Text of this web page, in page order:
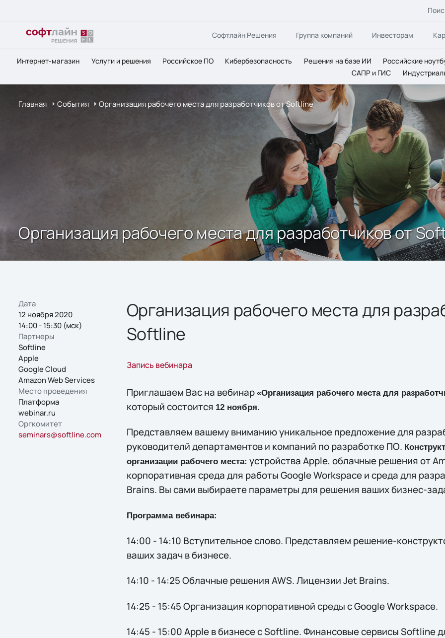
Софтлайн Решения Группа компаний Инвесторам
Интернет-магазин Услуги и решения Российское ПО Кибербезопасность Решения на базе ИИ Российские
САПР и ГИС
Главная События Организация рабочего места для разработчиков от Softline
Организация рабочего места для разработчиков от
Дата
12 ноября 2020
14:00 - 15:30 (мск)
Партнеры
Softline
Apple
Google Cloud
Amazon Web Services
Место проведения
Платформа
webinar.ru
Оргкомитет
seminars@softline.com
Организация рабочего места для
Softline
Запись вебинара
Приглашаем Вас на вебинар «Организация рабочего места для
который состоится 12 ноября.
Представляем вашему вниманию уникальное предложение для
руководителй департаментов и компаний по разработке ПО.
организации рабочего места: устройства Apple, облачные решения от
корпоративная среда для работы Google Workspace и среда для
Brains. Вы сами выбираете параметры для решения ваших бизнес-
Программа вебинара:
14:00 - 14:10 Вступительное слово. Представляем решение-
ваших задач в бизнесе.
14:10 - 14:25 Облачные решения AWS. Лицензии Jet Brains.
14:25 - 15:45 Организация корпоративной среды с Google Workspace.
14:45 - 15:00 Apple в бизнесе с Softline. Финансовые сервисы Softline